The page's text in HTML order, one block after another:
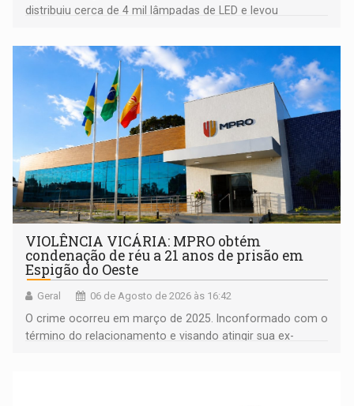
distribuiu cerca de 4 mil lâmpadas de LED e levou
comunidade
VIOLÊNCIA VICÁRIA: MPRO obtém
condenação de réu a 21 anos de prisão em
Espigão do Oeste
Geral 06 de Agosto de 2026 às 16:42
O crime ocorreu em março de 2025. Inconformado com o
término do relacionamento e visando atingir sua ex-